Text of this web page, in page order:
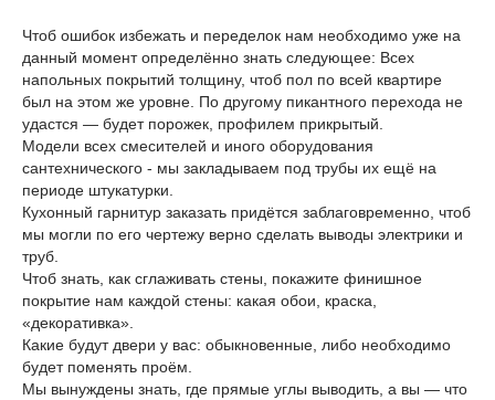
Чтоб ошибок избежать и переделок нам необходимо уже на
данный момент определённо знать следующее: Всех
напольных покрытий толщину, чтоб пол по всей квартире
был на этом же уровне. По другому пикантного перехода не
удастся — будет порожек, профилем прикрытый.
Модели всех смесителей и иного оборудования
сантехнического - мы закладываем под трубы их ещё на
периоде штукатурки.
Кухонный гарнитур заказать придётся заблаговременно, чтоб
мы могли по его чертежу верно сделать выводы электрики и
труб.
Чтоб знать, как сглаживать стены, покажите финишное
покрытие нам каждой стены: какая обои, краска,
«декоративка».
Какие будут двери у вас: обыкновенные, либо необходимо
будет поменять проём.
Мы вынуждены знать, где прямые углы выводить, а вы — что